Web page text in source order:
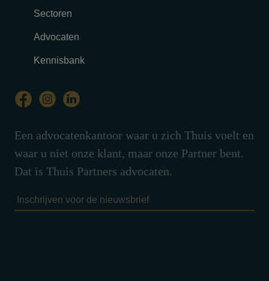
Sectoren
Advocaten
Kennisbank
Een advocatenkantoor waar u zich Thuis voelt en
waar u niet onze klant, maar onze Partner bent.
Dat is Thuis Partners advocaten.